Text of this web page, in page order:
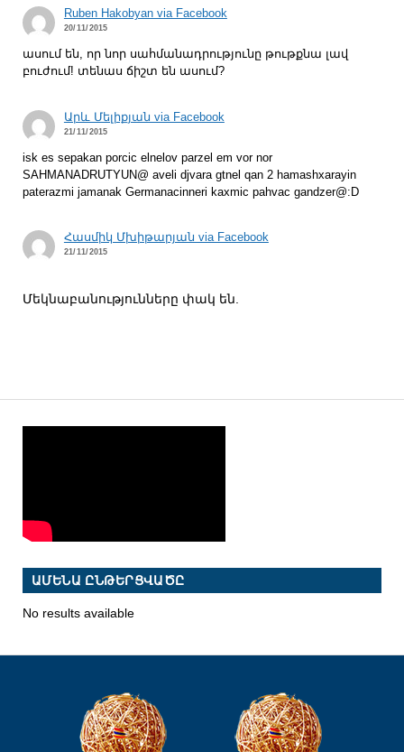
Ruben Hakobyan via Facebook
20/11/2015
ասում են, որ նոր սահմանադրությունը թութքնա լավ
բուժում! տենաս ճիշտ են ասում?
Արև Մելիքյան via Facebook
21/11/2015
isk es sepakan porcic elnelov parzel em vor nor
SAHMANADRUTYUN@ aveli djvara gtnel qan 2 hamashxarayin
paterazmi jamanak Germanacinneri kaxmic pahvac gandzer@:D
Հասմիկ Մխիթարյան via Facebook
21/11/2015
Մեկնաբանությունները փակ են.
ԱՄԵՆԱ ԸՆԹԵՐՑՎԱԾԸ
No results available